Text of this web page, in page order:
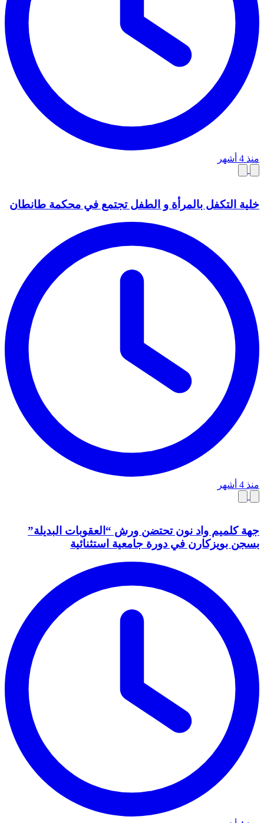
منذ 4 أشهر
خلية التكفل بالمرأة و الطفل تجتمع في محكمة طانطان
منذ 4 أشهر
جهة كلميم واد نون تحتضن ورش “العقوبات البديلة”
بسجن بويزكارن في دورة جامعية استثنائية